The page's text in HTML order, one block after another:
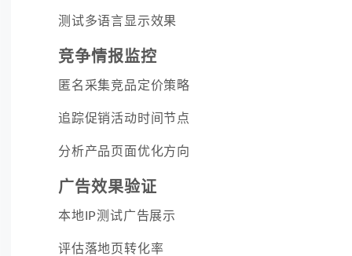
测试多语言显示效果
竞争情报监控
匿名采集竞品定价策略
追踪促销活动时间节点
分析产品页面优化方向
广告效果验证
本地IP测试广告展示
评估落地页转化率